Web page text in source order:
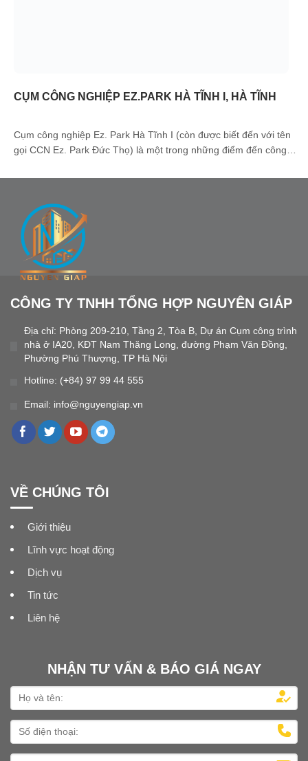
CỤM CÔNG NGHIỆP EZ.PARK HÀ TĨNH I, HÀ TĨNH
Cụm công nghiệp Ez. Park Hà Tĩnh I (còn được biết đến với tên
gọi CCN Ez. Park Đức Thọ) là một trong những điểm đến công
hiện đại, đồng bộ và thân thiện với môi trường. Với vị trí thuận lợi,
CÔNG TY TNHH TỔNG HỢP NGUYÊN GIÁP
Địa chỉ: Phòng 209-210, Tầng 2, Tòa B, Dự án Cụm công trình
nhà ở IA20, KĐT Nam Thăng Long, đường Phạm Văn Đồng,
Phường Phú Thượng, TP Hà Nội
Hotline: (+84) 97 99 44 555
Email: info@nguyengiap.vn
VỀ CHÚNG TÔI
Giới thiệu
Lĩnh vực hoạt động
Dịch vụ
Tin tức
Liên hệ
NHẬN TƯ VẤN & BÁO GIÁ NGAY